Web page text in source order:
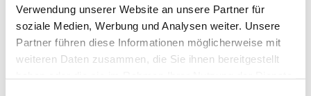
Verwendung unserer Website an unsere Partner für
soziale Medien, Werbung und Analysen weiter. Unsere
Partner führen diese Informationen möglicherweise mit
weiteren Daten zusammen, die Sie ihnen bereitgestellt
Talentpool für Förderpatenschaften
Vielseitigkeitsreiterin bekommt Unterstützung von
Förderpaten Sie ist in der Vielseitigkeitsszene zu